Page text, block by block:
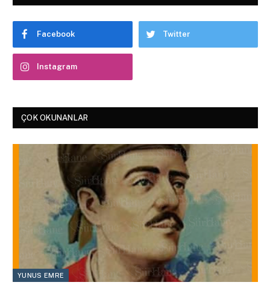
Facebook Twitter
Instagram
ÇOK OKUNANLAR
YUNUS EMRE